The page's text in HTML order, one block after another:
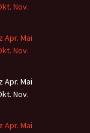
Nov.
Apr. Mai
Nov.
Apr. Mai
Nov.
Apr. Mai